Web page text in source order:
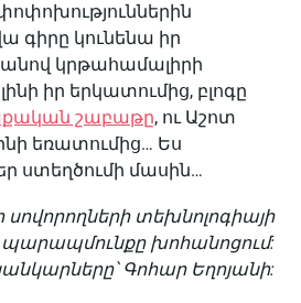
կունենա իր
կրթահամալիրի
իր երկատումից, բլոգը
շաբաթը, ու Աշոտ
եռատումից… Ես
ստեղծումի մասին…
սովորողների տեխնոլոգիայի
պարապմունքը խոհանոցում:
Գոհար Եղոյանի: